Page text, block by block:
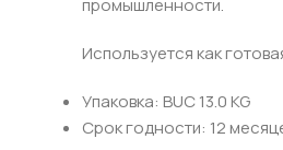
промышленности.
Используется как
Упаковка: BUC 13.0 KG
Срок годности: 12